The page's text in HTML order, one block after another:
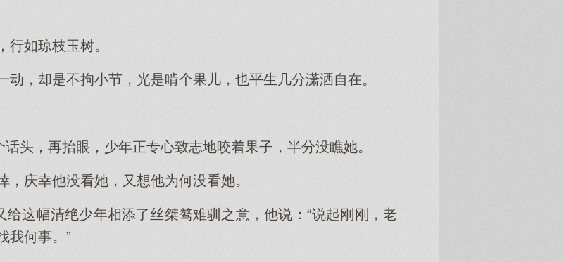
行如琼枝玉树。
，却是不拘小节，光是啃个果儿，也平生几分潇洒自在。
头，再抬眼，少年正专心致志地咬着果子，半分没瞧她。
庆幸他没看她，又想他为何没看她。
给这幅清绝少年相添了丝桀骜难驯之意，他说：“说起刚刚，老
我何事。”